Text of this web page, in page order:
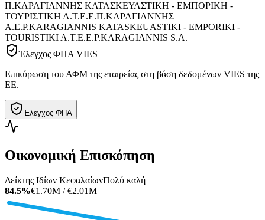
Π.ΚΑΡΑΓΙΑΝΝΗΣ ΚΑΤΑΣΚΕΥΑΣΤΙΚΗ - ΕΜΠΟΡΙΚΗ -
ΤΟΥΡΙΣΤΙΚΗ Α.Τ.Ε.Ε.Π.ΚΑΡΑΓΙΑΝΝΗΣ
Α.Ε.P.KARAGIANNIS KATASKEUASTIKI - EMPORIKI -
TOURISTIKI A.T.E.E.P.KARAGIANNIS S.A.
Έλεγχος ΦΠΑ VIES
Επικύρωση του ΑΦΜ της εταιρείας στη βάση δεδομένων VIES της
ΕΕ.
Έλεγχος ΦΠΑ
Οικονομική Επισκόπηση
Δείκτης Ιδίων ΚεφαλαίωνΠολύ καλή
84.5%€1.70M / €2.01M